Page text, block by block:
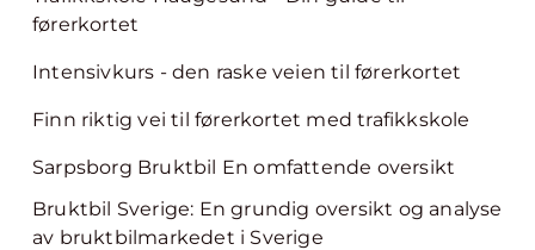
førerkortet
Intensivkurs - den raske veien til førerkortet
Finn riktig vei til førerkortet med trafikkskole
Sarpsborg Bruktbil En omfattende oversikt
Bruktbil Sverige: En grundig oversikt og analyse
av bruktbilmarkedet i Sverige